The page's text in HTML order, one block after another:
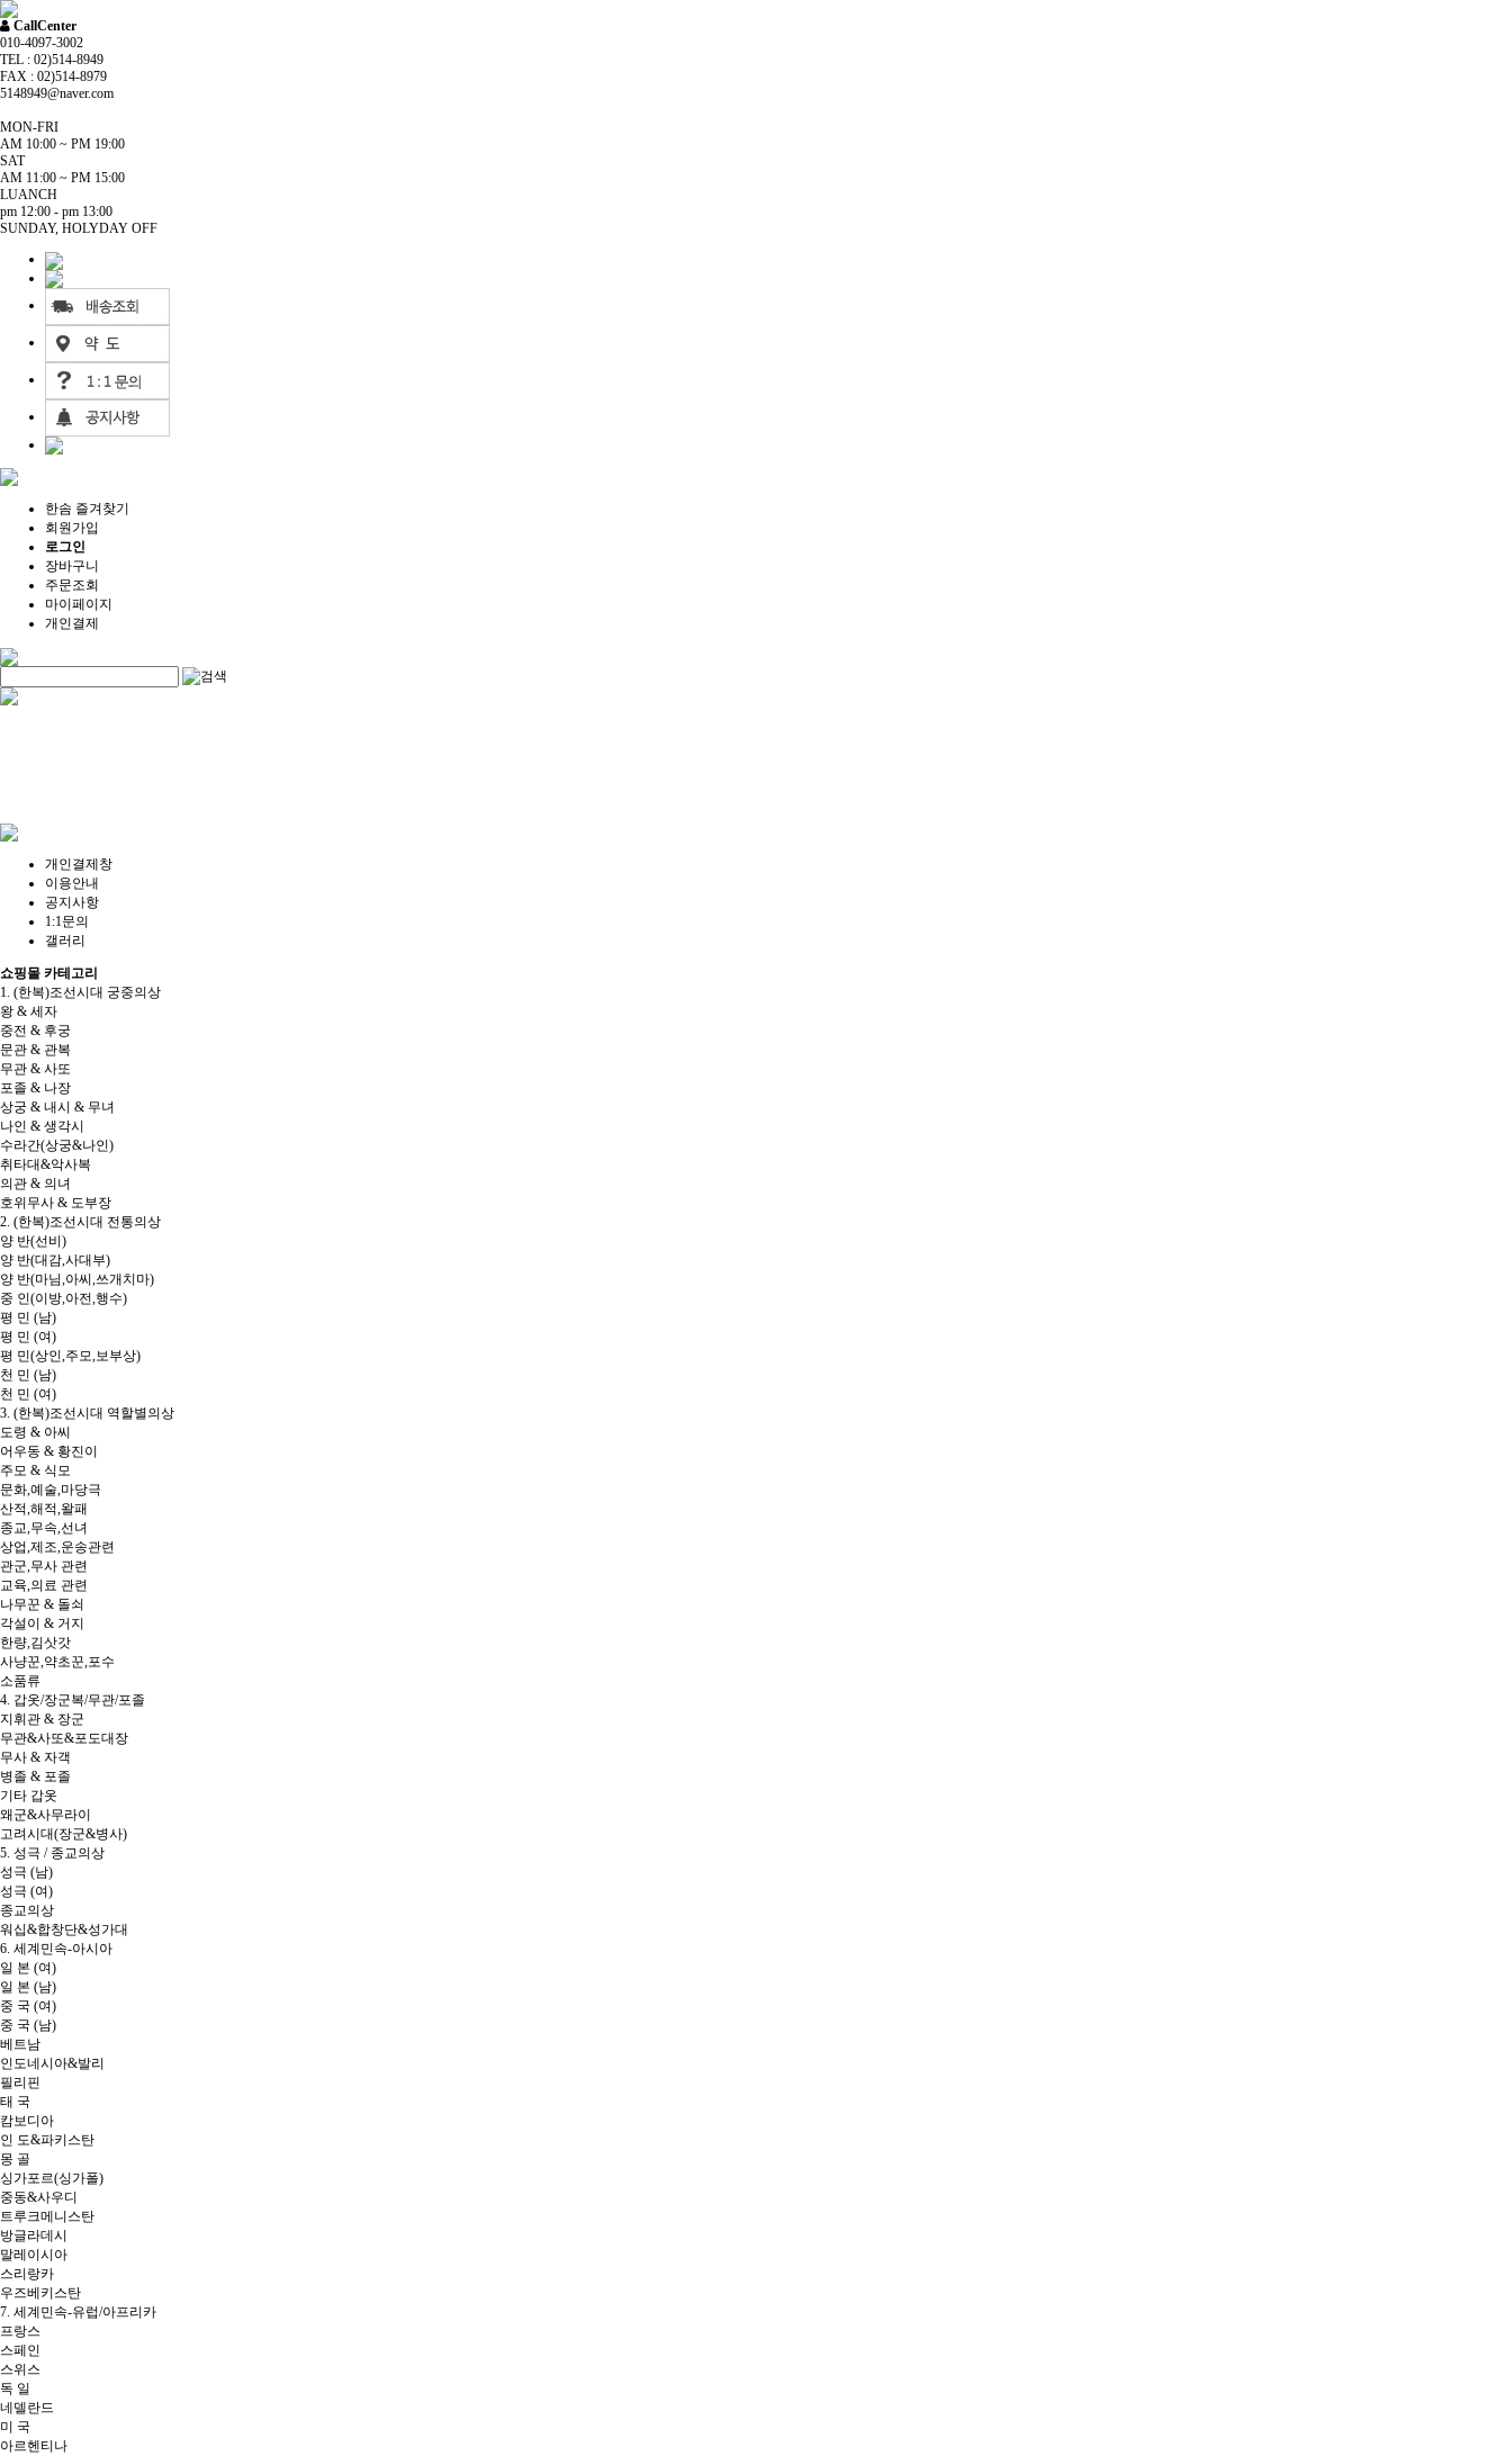
CallCenter
010-4097-3002
TEL : 02)514-8949
FAX : 02)514-8979
5148949@naver.com
MON-FRI
AM 10:00 ~ PM 19:00
SAT
AM 11:00 ~ PM 15:00
LUANCH
pm 12:00 - pm 13:00
SUNDAY, HOLYDAY OFF
한솜 즐겨찾기
회원가입
로그인
장바구니
주문조회
마이페이지
개인결제
개인결제창
이용안내
공지사항
1:1문의
갤러리
쇼핑몰 카테고리
1. (한복)조선시대 궁중의상
왕 & 세자
중전 & 후궁
문관 & 관복
무관 & 사또
포졸 & 나장
상궁 & 내시 & 무녀
나인 & 생각시
수라간(상궁&나인)
취타대&악사복
의관 & 의녀
호위무사 & 도부장
2. (한복)조선시대 전통의상
양 반(선비)
양 반(대감,사대부)
양 반(마님,아씨,쓰개치마)
중 인(이방,아전,행수)
평 민 (남)
평 민 (여)
평 민(상인,주모,보부상)
천 민 (남)
천 민 (여)
3. (한복)조선시대 역할별의상
도령 & 아씨
어우동 & 황진이
주모 & 식모
문화,예술,마당극
산적,해적,왈패
종교,무속,선녀
상업,제조,운송관련
관군,무사 관련
교육,의료 관련
나무꾼 & 돌쇠
각설이 & 거지
한량,김삿갓
사냥꾼,약초꾼,포수
소품류
4. 갑옷/장군복/무관/포졸
지휘관 & 장군
무관&사또&포도대장
무사 & 자객
병졸 & 포졸
기타 갑옷
왜군&사무라이
고려시대(장군&병사)
5. 성극 / 종교의상
성극 (남)
성극 (여)
종교의상
워십&합창단&성가대
6. 세계민속-아시아
일 본 (여)
일 본 (남)
중 국 (여)
중 국 (남)
베트남
인도네시아&발리
필리핀
태 국
캄보디아
인 도&파키스탄
몽 골
싱가포르(싱가폴)
중동&사우디
트루크메니스탄
방글라데시
말레이시아
스리랑카
우즈베키스탄
7. 세계민속-유럽/아프리카
프랑스
스페인
스위스
독 일
네델란드
미 국
아르헨티나